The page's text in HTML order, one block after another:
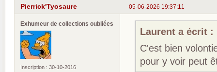
05-06-2026 19:37:11
Pierrick'Tyosaure
Exhumeur de collections oubliées
Inscription : 30-10-2016
Laurent a écrit :
C'est bien
pour y voir peut